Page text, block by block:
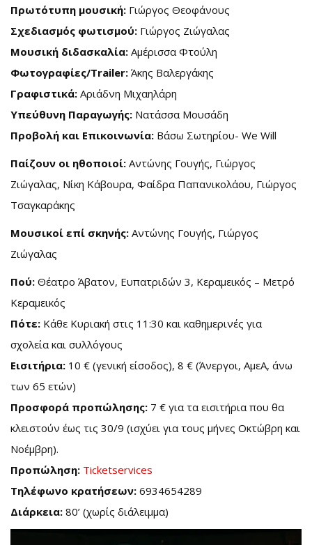
Πρωτότυπη μουσική: Γιώργος Θεοφάνους
Σχεδιασμός φωτισμού: Γιώργος Ζιώγαλας
Μουσική διδασκαλία: Αμέρισσα Φτούλη
Φωτογραφίες/Trailer: Άκης Βαλεργάκης
Γραφιστικά: Αριάδνη Μιχαηλάρη
Υπεύθυνη Παραγωγής: Νατάσσα Μουσάδη
Προβολή και Επικοινωνία: Βάσω Σωτηρίου- We Will
Παίζουν οι ηθοποιοί: Αντώνης Γουγής, Γιώργος
Ζιώγαλας, Νίκη Κάβουρα, Φαίδρα Παπανικολάου, Γιώργος
Τσαγκαράκης
Μουσικοί επί σκηνής: Αντώνης Γουγής, Γιώργος
Ζιώγαλας
Πού: Θέατρο Άβατον, Ευπατριδών 3, Κεραμεικός – Μετρό
Κεραμεικός
Πότε: Κάθε Κυριακή στις 11:30 και καθημερινές για
σχολεία και συλλόγους
Εισιτήρια: 10 € (γενική είσοδος), 8 € (Άνεργοι, ΑμεΑ, άνω
των 65 ετών)
Προσφορά προπώλησης: 7 € για τα εισιτήρια που θα
κλειστούν έως τις 30/9 (ισχύει για τους μήνες Οκτώβρη και
Νοέμβρη).
Προπώληση: Ticketservices
Τηλέφωνο κρατήσεων: 6934654289
Διάρκεια: 80’ (χωρίς διάλειμμα)